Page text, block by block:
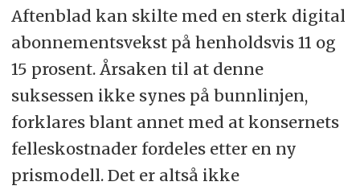
Aftenblad kan skilte med en sterk digital
abonnementsvekst på henholdsvis 11 og
15 prosent. Årsaken til at denne
suksessen ikke synes på bunnlinjen,
forklares blant annet med at konsernets
felleskostnader fordeles etter en ny
prismodell. Det er altså ikke